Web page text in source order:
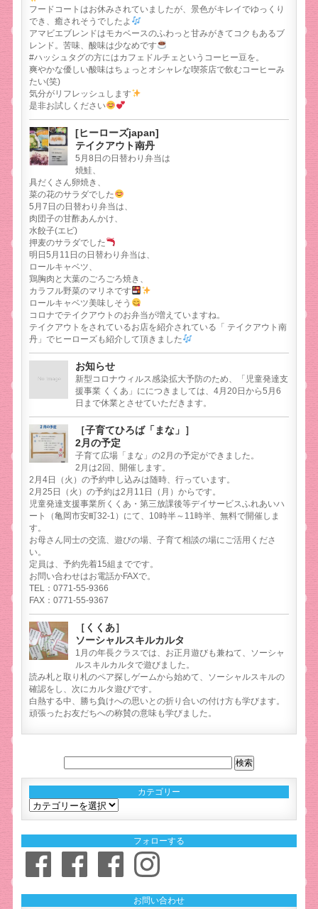
フードコートはお休みされていましたが、景色がキレイでゆっくり
でき、癒されそうでしたよ
アマビエブレンドはモカベースのふわっと甘みがきてコクもあるブ
レンド。苦味、酸味は少なめです
#ハッシュタグの方にはカフェドルチェというコーヒー豆を。
爽やかな優しい酸味はちょっとオシャレな喫茶店で飲むコーヒーみ
たい(笑)
気分がリフレッシュします
是非お試しください
[ヒーローズjapan]
テイクアウト南丹
5月8日の日替わり弁当は
焼鮭、
具だくさん卵焼き、
菜の花のサラダでした
5月7日の日替わり弁当は、
肉団子の甘酢あんかけ、
水餃子(エビ)
押麦のサラダでした
明日5月11日の日替わり弁当は、
ロールキャベツ、
鶏胸肉と大葉のごろごろ焼き、
カラフル野菜のマリネです
ロールキャベツ美味しそう
コロナでテイクアウトのお弁当が増えていますね。
テイクアウトをされているお店を紹介されている「 テイクアウト南
丹」でヒーローズも紹介して頂きました
お知らせ
新型コロナウィルス感染拡大予防のため、「児童発達支
援事業 くくあ」ににつきましては、4月20日から5月6
日まで休業とさせていただきます。
［子育てひろば「まな」］
2月の予定
子育て広場「まな」の2月の予定ができました。
2月は2回、開催します。
2月4日（火）の予約申し込みは随時、行っています。
2月25日（火）の予約は2月11日（月）からです。
児童発達支援事業所くくあ・第三放課後等デイサービスふれあいハ
ート（亀岡市安町32-1）にて、10時半～11時半、無料で開催しま
す。
お母さん同士の交流、遊びの場、子育て相談の場にご活用くださ
い。
定員は、予約先着15組までです。
お問い合わせはお電話かFAXで。
TEL：0771-55-9366
FAX：0771-55-9367
［くくあ］
ソーシャルスキルカルタ
1月の年長クラスでは、お正月遊びも兼ねて、ソーシャ
ルスキルカルタで遊びました。
読み札と取り札のペア探しゲームから始めて、ソーシャルスキルの
確認をし、次にカルタ遊びです。
白熱する中、勝ち負けへの思いとの折り合いの付け方も学びます。
頑張ったお友だちへの称賛の意味も学びました。
カテゴリー
カ
ー
フォローする
FacebookFacebookFacebookInstagram
お問い合わせ